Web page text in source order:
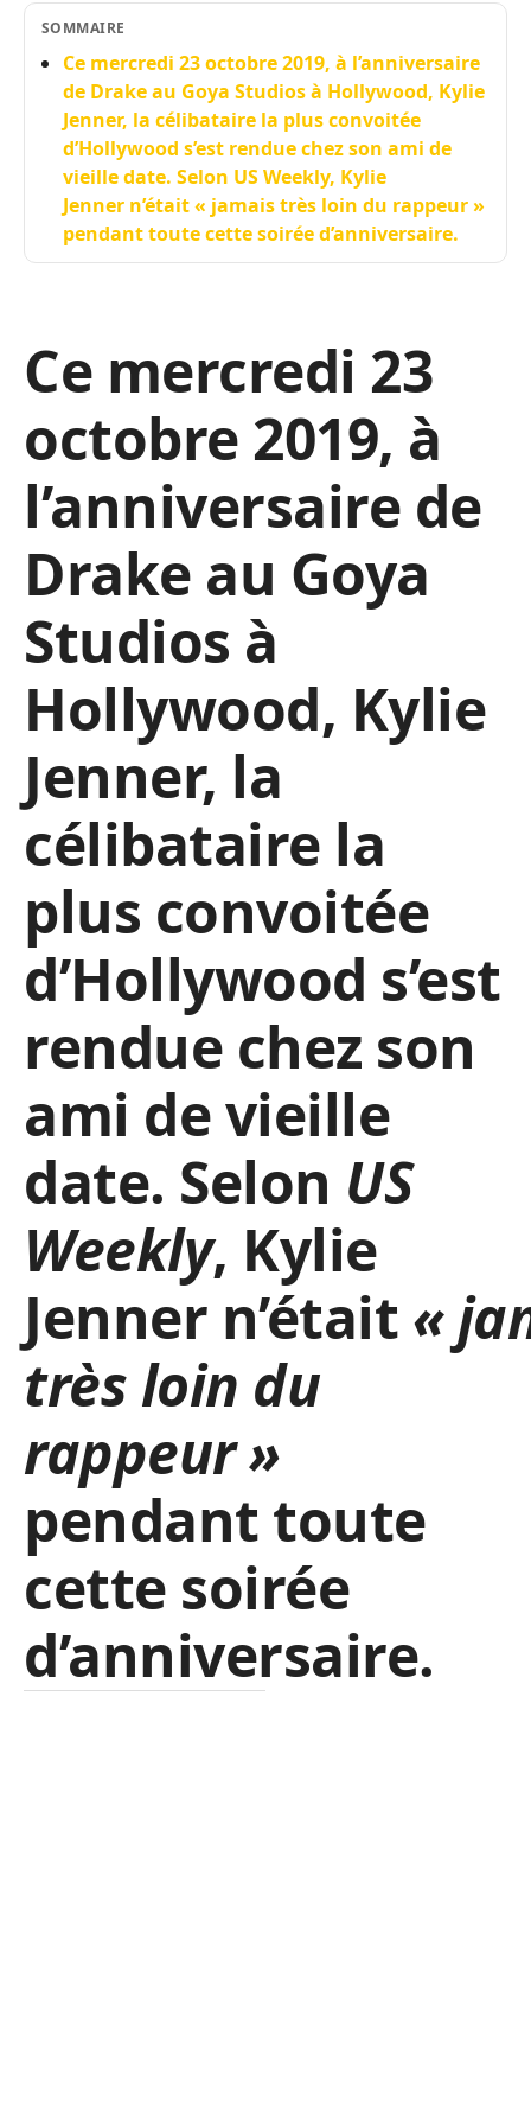
SOMMAIRE
Ce mercredi 23 octobre 2019, à l’anniversaire
de Drake au Goya Studios à Hollywood, Kylie
Jenner, la célibataire la plus convoitée
d’Hollywood s’est rendue chez son ami de
vieille date. Selon US Weekly, Kylie
Jenner n’était « jamais très loin du rappeur »
pendant toute cette soirée d’anniversaire.
Ce mercredi 23
octobre 2019, à
l’anniversaire de
Drake au Goya
Studios à
Hollywood, Kylie
Jenner, la
célibataire la
plus convoitée
d’Hollywood s’est
rendue chez son
ami de vieille
date. Selon US
Weekly, Kylie
Jenner n’était «
très loin du
rappeur »
pendant toute
cette soirée
d’anniversaire.